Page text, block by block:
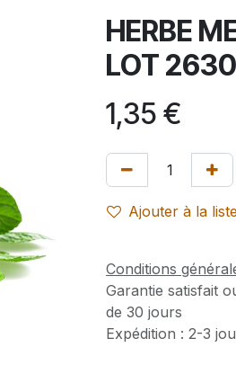
HERBE
LOT
1,35 €
Ajouter à la
Conditions
Garantie satisfait
de 30 jours
Expédition : 2-3